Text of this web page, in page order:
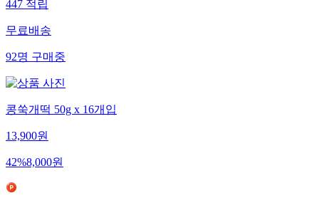
447적립
무료배송
92명구매중
콩쑥개떡 50g x 16개입
13,900원
42%8,000원